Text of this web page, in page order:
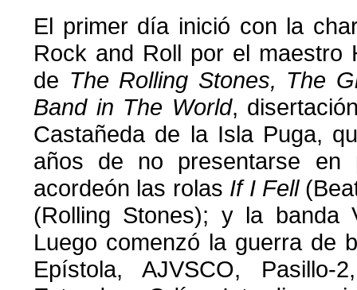
El primer día inició con la
Rock and Roll por el maestro
de The Rolling Stones, The
Band in The World,
Castañeda de la Isla Puga,
años de no presentarse en
acordeón las rolas If I Fell
(Rolling Stones); y la banda
Luego comenzó la guerra de
Epístola, AJVSCO, Pasillo-